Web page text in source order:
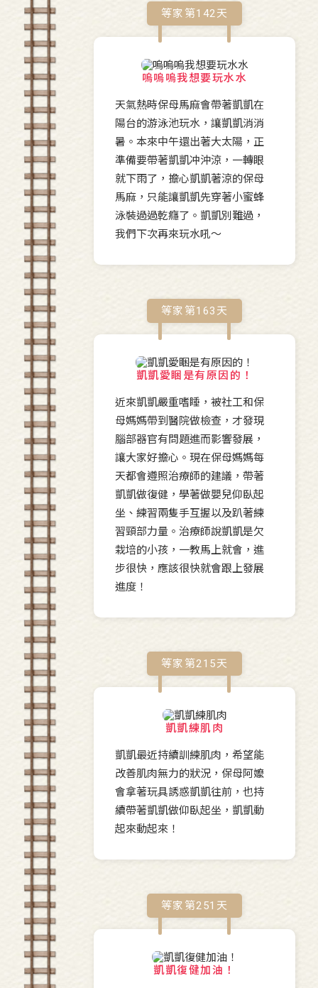
等家第142天
嗚嗚嗚我想要玩水水
天氣熱時保母馬麻會帶著凱凱在
陽台的游泳池玩水，讓凱凱消消
暑。本來中午還出著大太陽，正
準備要帶著凱凱冲沖涼，一轉眼
就下雨了，擔心凱凱著涼的保母
馬麻，只能讓凱凱先穿著小蜜蜂
泳裝過過乾癮了。凱凱別難過，
我們下次再來玩水吼～
等家第163 天
凱凱愛睏是有原因的！
近來凱凱嚴重嗜睡，被社工和保
母媽媽帶到醫院做檢查，才發現
腦部器官有問題進而影響發展，
讓大家好擔心。現在保母媽媽每
天都會遵照治療師的建議，帶著
凱凱做復健，學著做嬰兒仰臥起
坐、練習兩隻手互握以及趴著練
習頸部力量。治療師說凱凱是欠
栽培的小孩，一教馬上就會，進
步很快，應該很快就會跟上發展
進度！
等家第215天
凱凱練肌肉
凱凱最近持續訓練肌肉，希望能
改善肌肉無力的狀況，保母阿嬤
會拿著玩具誘惑凱凱往前，也持
續帶著凱凱做仰臥起坐，凱凱動
起來動起來！
等家第251 天
凱凱復健加油！